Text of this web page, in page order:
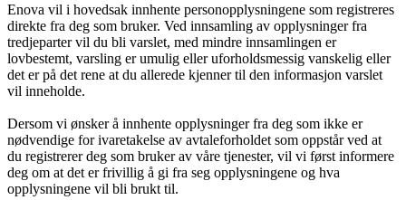
Enova vil i hovedsak innhente personopplysningene som registreres
direkte fra deg som bruker. Ved innsamling av opplysninger fra
tredjeparter vil du bli varslet, med mindre innsamlingen er
lovbestemt, varsling er umulig eller uforholdsmessig vanskelig eller
det er på det rene at du allerede kjenner til den informasjon varslet
vil inneholde.
Dersom vi ønsker å innhente opplysninger fra deg som ikke er
nødvendige for ivaretakelse av avtaleforholdet som oppstår ved at
du registrerer deg som bruker av våre tjenester, vil vi først informere
deg om at det er frivillig å gi fra seg opplysningene og hva
opplysningene vil bli brukt til.